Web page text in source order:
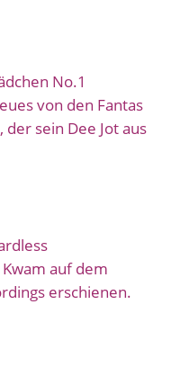
No.1
von den Fantas
sein Dee Jot aus
auf dem
erschienen.